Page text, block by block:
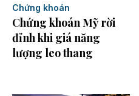
Chứng khoán
Chứng khoán Mỹ rời
đỉnh khi giá năng
lượng leo thang